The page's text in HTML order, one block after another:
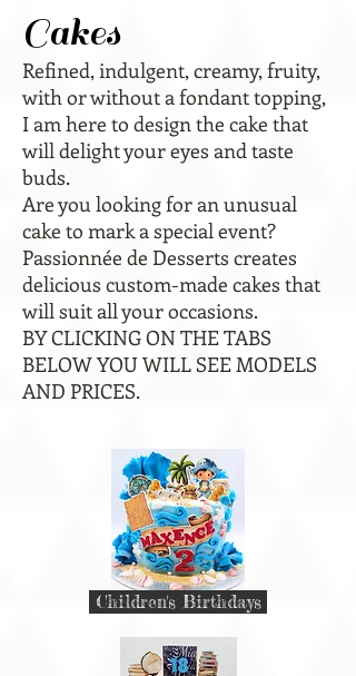
Cakes
Refined, indulgent, creamy, fruity,
with or without a fondant topping,
I am here to design the cake that
will delight your eyes and taste
buds.
Are you looking for an unusual
cake to mark a special event?
Passionnée de Desserts creates
delicious custom-made cakes that
will suit all your occasions.
BY CLICKING ON THE TABS
BELOW YOU WILL SEE MODELS
AND PRICES.
Children's Birthdays